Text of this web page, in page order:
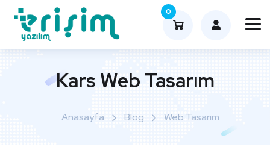
0
Kars Web Tasarım
Anasayfa Blog Web Tasarım